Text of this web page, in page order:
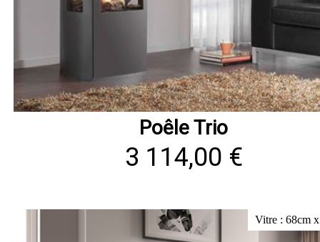
Poêle Trio
3 114,00 €
Vitre : 68cm